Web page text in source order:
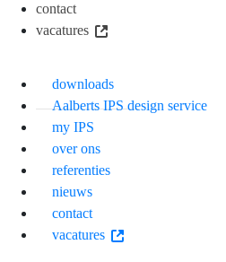
contact
vacatures
downloads
Aalberts IPS design service
my IPS
over ons
referenties
nieuws
contact
vacatures